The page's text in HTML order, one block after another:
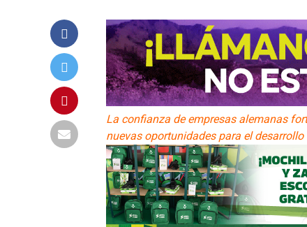
La confianza de empresas alemanas
nuevas oportunidades para el